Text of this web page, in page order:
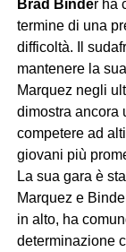
Brad Binder ha
termine di una
difficoltà. Il
mantenere la
Marquez negli
dimostra ancora
competere ad
giovani più
La sua gara è
Marquez e
in alto, ha
determinazione